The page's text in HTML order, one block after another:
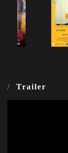
Trailer